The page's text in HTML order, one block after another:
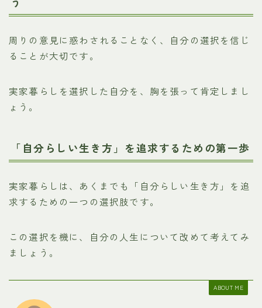
周りの意見に惑わされることなく、自分の選択を信じ
ることが大切です。
実家暮らしを選択した自分を、胸を張って肯定しまし
ょう。
「自分らしい生き方」を追求するための第一歩
実家暮らしは、あくまでも「自分らしい生き方」を追
求するための一つの選択肢です。
この選択を機に、自分の人生について改めて考えてみ
ましょう。
ABOUT ME